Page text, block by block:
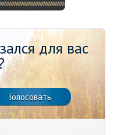
для вас